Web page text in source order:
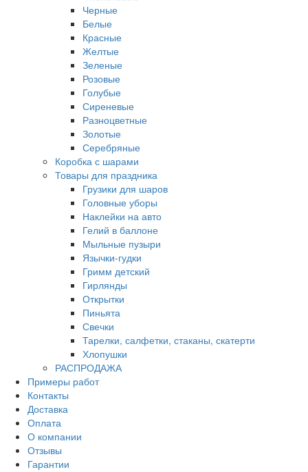
Черные
Белые
Красные
Желтые
Зеленые
Розовые
Голубые
Сиреневые
Разноцветные
Золотые
Серебряные
Коробка с шарами
Товары для праздника
Грузики для шаров
Головные уборы
Наклейки на авто
Гелий в баллоне
Мыльные пузыри
Язычки-гудки
Гримм детский
Гирлянды
Открытки
Пиньята
Свечки
Тарелки, салфетки, стаканы, скатерти
Хлопушки
РАСПРОДАЖА
Примеры работ
Контакты
Доставка
Оплата
О компании
Отзывы
Гарантии